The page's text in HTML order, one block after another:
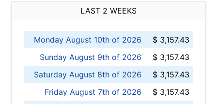
LAST 2 WEEKS
Monday August 10th of 2026
$ 3,157.43
Sunday August 9th of 2026
$ 3,157.43
Saturday August 8th of 2026
$ 3,157.43
Friday August 7th of 2026
$ 3,157.43